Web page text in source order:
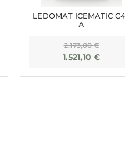
LEDOMAT ICEMATIC
A
2.173,00€
1.521,10 €